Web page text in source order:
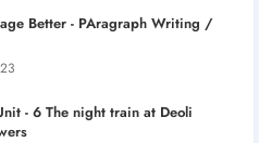
Better - PAragraph Writing /
- 6 The night train at Deoli